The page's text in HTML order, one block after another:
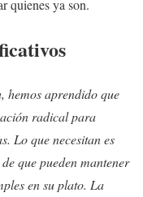
quienes ya son.
hemos aprendido que
radical para
Lo que necesitan es
que pueden mantener
en su plato. La